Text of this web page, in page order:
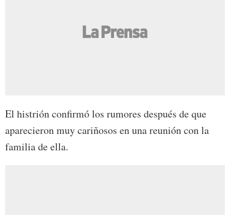
El histrión confirmó los rumores después de que
aparecieron muy cariñosos en una reunión con la
familia de ella.